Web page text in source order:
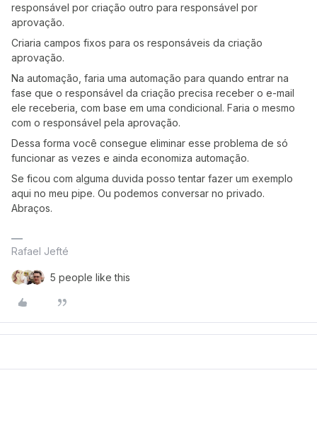
responsável por criação outro para responsável por
aprovação.
Criaria campos fixos para os responsáveis da criação
aprovação.
Na automação, faria uma automação para quando entrar na
fase que o responsável da criação precisa receber o e-mail
ele receberia, com base em uma condicional. Faria o mesmo
com o responsável pela aprovação.
Dessa forma você consegue eliminar esse problema de só
funcionar as vezes e ainda economiza automação.
Se ficou com alguma duvida posso tentar fazer um exemplo
aqui no meu pipe. Ou podemos conversar no privado.
Abraços.
Rafael Jefté
5 people like this